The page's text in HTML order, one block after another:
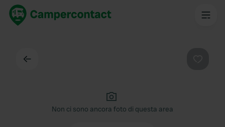
Non ci sono ancora foto di questa area